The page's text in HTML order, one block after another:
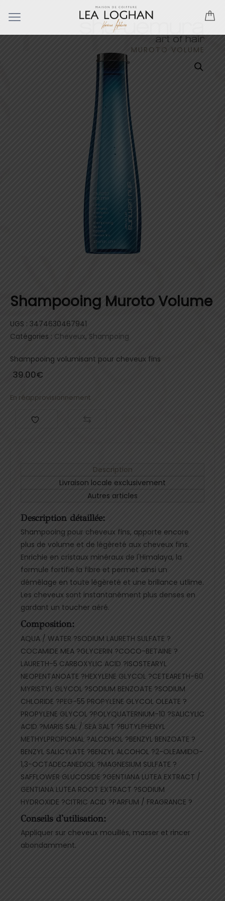
Shampooing Muroto Volume
UGS : 3474630467941
Catégories : Cheveux, Shampoing
MUROTO VOLUME
Shampooing volumisant pour cheveux fins
39.00€
En réapprovisionnement
Description
Livraison locale exclusivement
Autres articles
Description détaillée:
Shampooing pour cheveux fins, apporte encore
plus de volume et de légèreté aux cheveux fins.
Enrichie en cristaux minéraux de l'Himalaya, la
formule fortifie la fibre et permet ainsi un
démêlage en toute légèreté et une brillance utlime.
Les cheveux sont instantanément plus denses en
gardant un toucher aéré.
Composition:
AQUA / WATER ?SODIUM LAURETH SULFATE ?
COCAMIDE MEA ?GLYCERIN ?COCO-BETAINE ?
LAURETH-5 CARBOXYLIC ACID ?ISOSTEARYL
NEOPENTANOATE ?HEXYLENE GLYCOL ?CETEARETH-60
MYRISTYL GLYCOL ?SODIUM BENZOATE ?SODIUM
CHLORIDE ?PEG-55 PROPYLENE GLYCOL OLEATE ?
PROPYLENE GLYCOL ?POLYQUATERNIUM-10 ?SALICYLIC
ACID ?MARIS SAL / SEA SALT ?BUTYLPHENYL
METHYLPROPIONAL ?ALCOHOL ?BENZYL BENZOATE ?
BENZYL SALICYLATE ?BENZYL ALCOHOL ?2-OLEAMIDO-
1,3-OCTADECANEDIOL ?MAGNESIUM SULFATE ?
SAFFLOWER GLUCOSIDE ?GENTIANA LUTEA EXTRACT /
GENTIANA LUTEA ROOT EXTRACT ?SODIUM
HYDROXIDE ?CITRIC ACID ?PARFUM / FRAGRANCE ?
Conseils d'utilisation:
Appliquer sur cheveux mouillés, masser et rincer
abondamment.